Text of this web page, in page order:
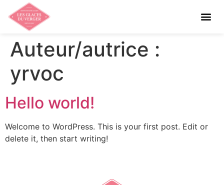
Auteur/autrice :
yrvoc
Hello world!
Welcome to WordPress. This is your first post. Edit or
delete it, then start writing!